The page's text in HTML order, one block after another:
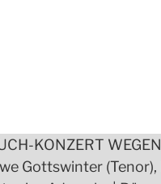
KONZERT
Gottswinter